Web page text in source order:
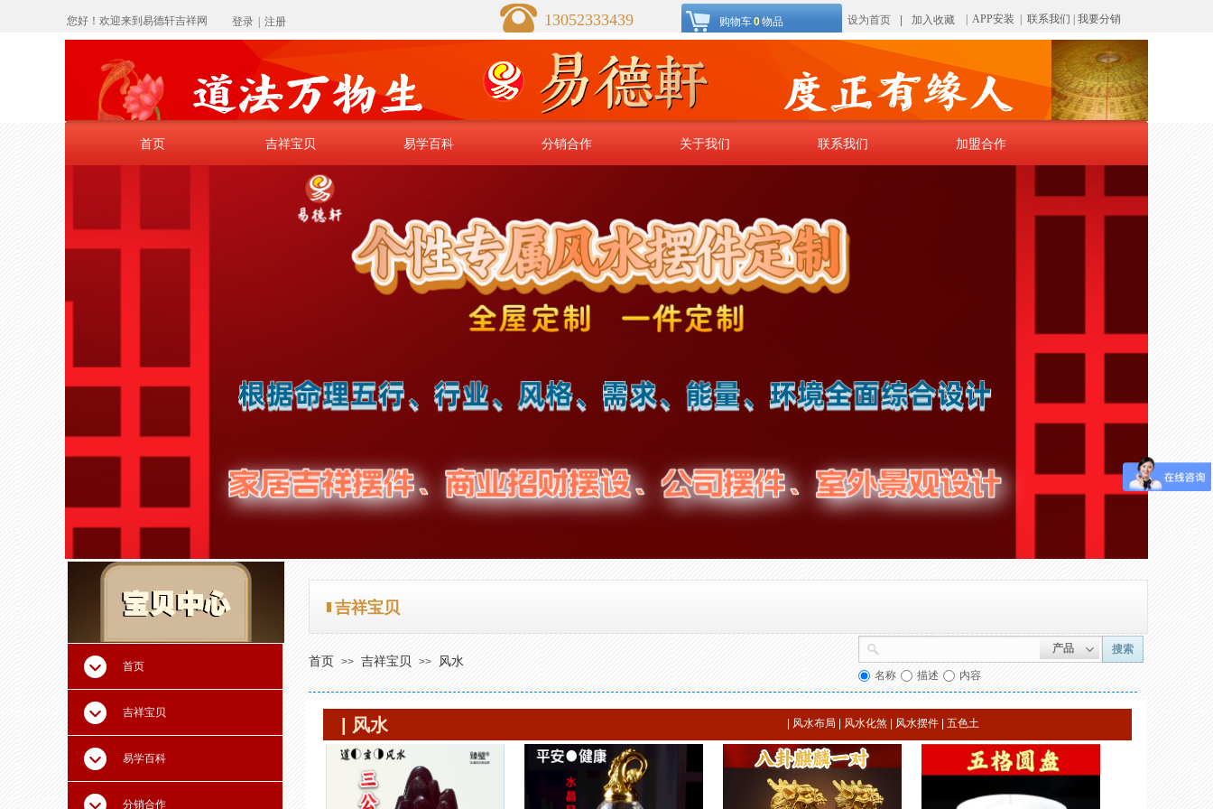
购物车0物品
您好！欢迎来到易德轩吉祥网 登录 注册 设为首页 加入收藏 APP安装 联系我们 我要分销
13052333439
首页 吉祥宝贝 易学百科 分销合作 关于我们 联系我们 加盟合作
首页 吉祥宝贝 易学百科 分销合作 关于我们 联系我们 加盟合作
首页
吉祥宝贝
易学百科
分销合作
吉祥宝贝
吉祥宝贝
产品 搜索
名称 描述 内容
首页 >> 吉祥宝贝 >> 风水
| 风水 风水布局 风水化煞 风水摆件 五色土